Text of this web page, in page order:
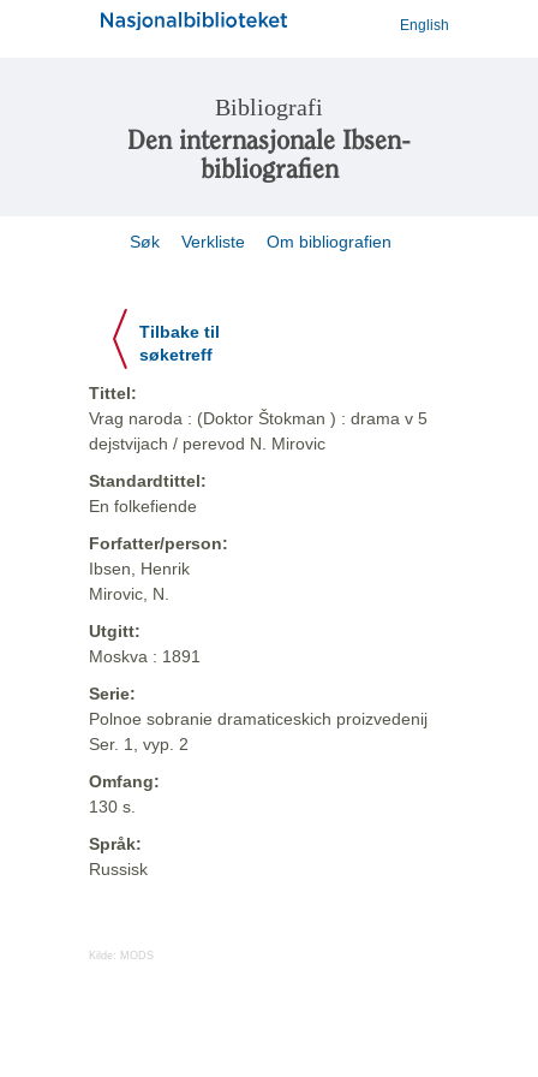
English
Bibliografi
Den internasjonale Ibsen-
bibliografien
Søk Verkliste Om bibliografien
Tilbake til
søketreff
Tittel:
Vrag naroda : (Doktor Štokman ) : drama v 5
dejstvijach / perevod N. Mirovic
Standardtittel:
En folkefiende
Forfatter/person:
Ibsen, Henrik
Mirovic, N.
Utgitt:
Moskva : 1891
Serie:
Polnoe sobranie dramaticeskich proizvedenij
Ser. 1, vyp. 2
Omfang:
130 s.
Språk:
Russisk
Kilde: MODS